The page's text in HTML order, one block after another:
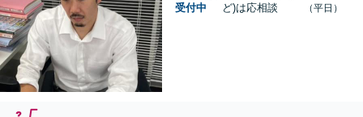
受付中
ど)は応相談
（平日）